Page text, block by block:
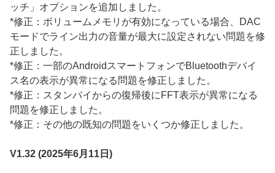
ッチ」オプションを追加しました。
*修正：ボリュームメモリが有効になっている場合、DAC
モードでライン出力の音量が最大に設定されない問題を修
正しました。
*修正：一部のAndroidスマートフォンでBluetoothデバイ
ス名の表示が異常になる問題を修正しました。
*修正：スタンバイからの復帰後にFFT表示が異常になる
問題を修正しました。
*修正：その他の既知の問題をいくつか修正しました。
V1.32 (2025年6月11日)